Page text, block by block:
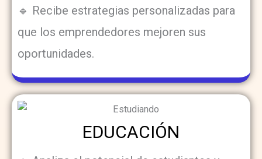
🔹 Recibe estrategias personalizadas para
que los emprendedores mejoren sus
oportunidades.
EDUCACIÓN